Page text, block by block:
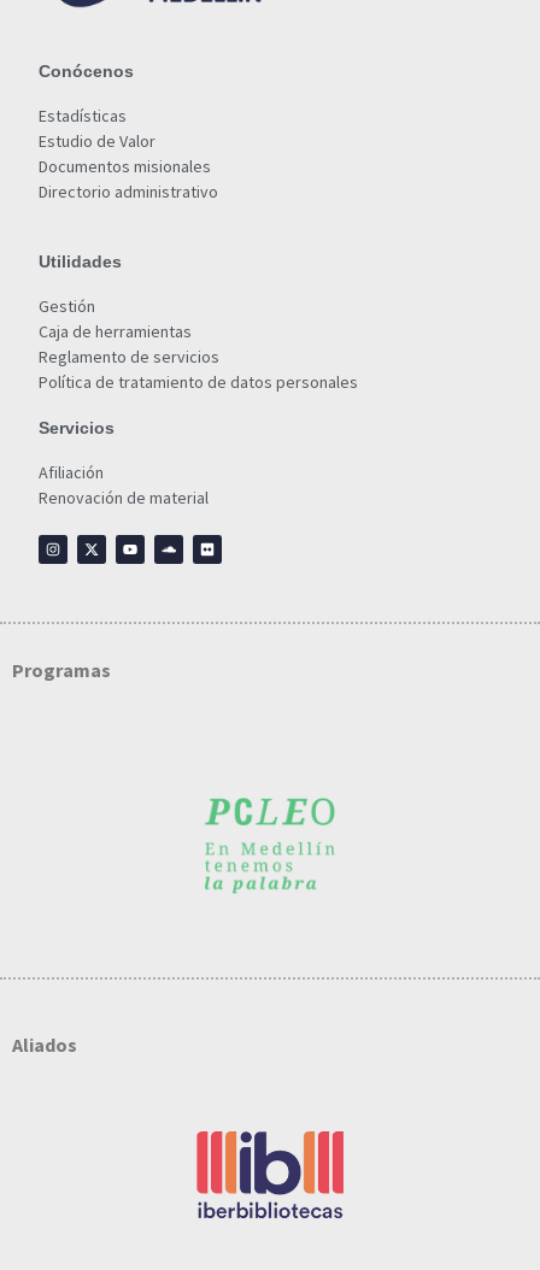
Conócenos
Estadísticas
Estudio de Valor
Documentos misionales
Directorio administrativo
Utilidades
Gestión
Caja de herramientas
Reglamento de servicios
Política de tratamiento de datos personales
Servicios
Afiliación
Renovación de material
Programas
Aliados